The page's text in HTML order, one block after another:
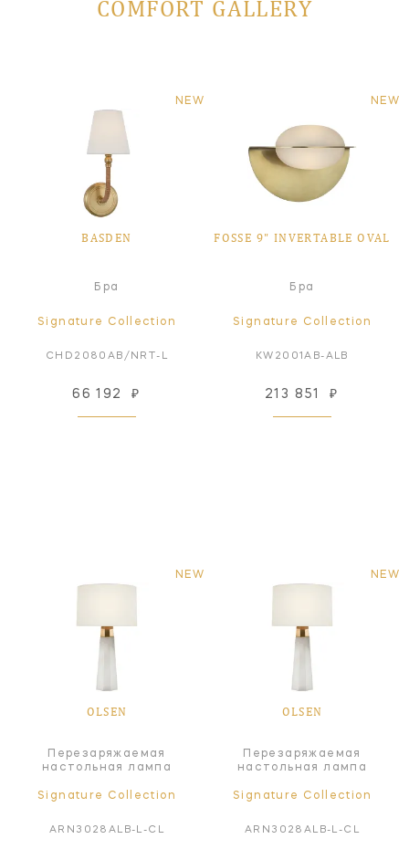
COMFORT GALLERY
NEW
BASDEN
Бра
Signature Collection
CHD2080AB/NRT-L
66 192 ₽
NEW
FOSSE 9" INVERTABLE OVAL
Бра
Signature Collection
KW2001AB-ALB
213 851 ₽
NEW
OLSEN
Перезаряжаемая
настольная лампа
Signature Collection
ARN3028ALB-L-CL
NEW
OLSEN
Перезаряжаемая
настольная лампа
Signature Collection
ARN3028ALB-L-CL